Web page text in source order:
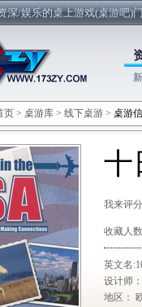
深/娱乐的桌上游戏(桌游吧)
页 > 桌游库 > 线下桌游 > 桌游
十
我来评分
收藏人数
英文名
设计师
地区：